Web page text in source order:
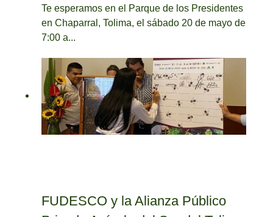
Te esperamos en el Parque de los Presidentes
en Chaparral, Tolima, el sábado 20 de mayo de
7:00 a...
FUDESCO y la Alianza Público